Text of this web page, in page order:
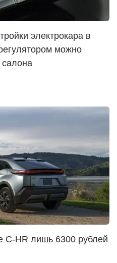
электрокара в
можно
салона
C-HR лишь 6300 рублей